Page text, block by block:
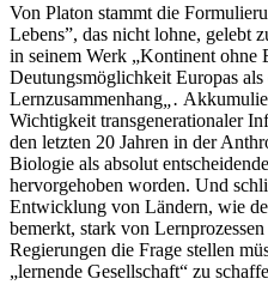
Von Platon stammt die
Lebens”, das nicht lohne, gelebt
in seinem Werk „Kontinent ohne
Deutungsmöglichkeit Europas als
Lernzusammenhang „.
Wichtigkeit transgenerationaler
den letzten 20 Jahren in der
Biologie als absolut
hervorgehoben worden. Und
Entwicklung von Ländern, wie
bemerkt, stark von
Regierungen die Frage stellen
„lernende Gesellschaft“ zu